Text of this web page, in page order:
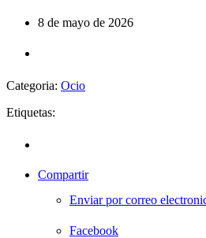
8 de mayo de 2026
Categoria: Ocio
Etiquetas:
Compartir
Enviar por correo
Facebook